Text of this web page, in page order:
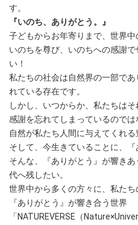
す。
『いのち、ありがとう。』
子どもからお年寄りまで、世界中
いのちを尊び、いのちへの感謝
い！
私たちの社会は自然界の一部で
れている存在です。
しかし、いつからか、私たちはそ
感謝を忘れてしまっているのでは
自然が私たち人間に与えてくれる
そして、今生きていることに、『
そんな、『ありがとう』が響き
代へ残したい。
世界中から多くの方々に、私たち
『ありがとう』が響き合う世界
「NATUREVERSE（